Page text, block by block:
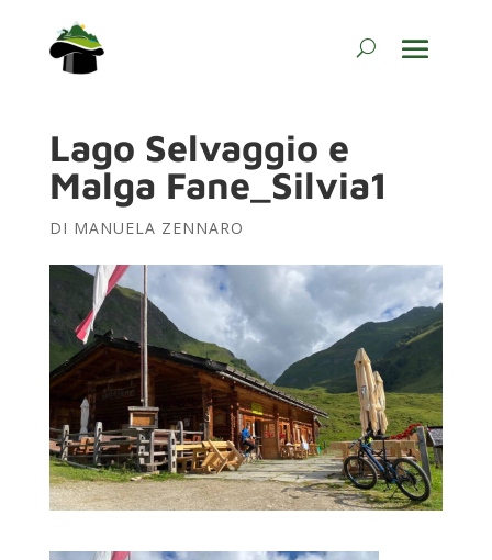
Lago Selvaggio e
Malga Fane_Silvia1
DI MANUELA ZENNARO